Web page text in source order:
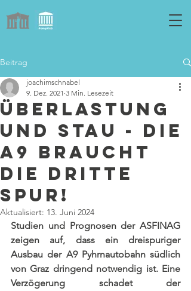
Beitrag
Überlastung
und Stau - die
A9 braucht
die dritte
Spur!
joachimschnabel
9. Dez. 2021 3 Min. Lesezeit
Aktualisiert: 13. Juni 2024
Studien und Prognosen der ASFINAG
zeigen auf, dass ein dreispuriger
Ausbau der A9 Pyhrnautobahn südlich
von Graz dringend notwendig ist. Eine
Verzögerung schadet der